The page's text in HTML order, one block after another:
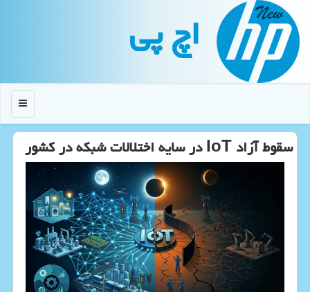
اچ پی
منو
سقوط آزاد IoT در سایه اختلالات شبکه در کشور